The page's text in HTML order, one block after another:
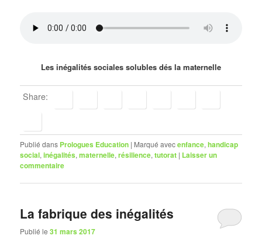
Les inégalités sociales solubles dés la maternelle
Share:
Publié dans Prologues Education | Marqué avecenfance,handicap
social,inégalités,maternelle,résilience,tutorat | Laisser un
commentaire
La fabrique des inégalités
Publié le31 mars 2017